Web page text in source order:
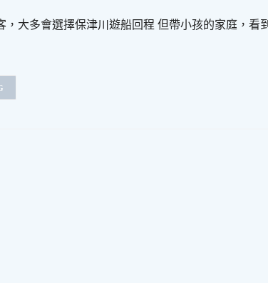
，大多會選擇保津川遊船回程 但帶小孩的家庭，看